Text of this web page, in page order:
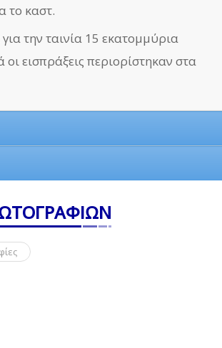
το καστ.
την ταινία 15 εκατομμύρια
εισπράξεις περιορίστηκαν στα